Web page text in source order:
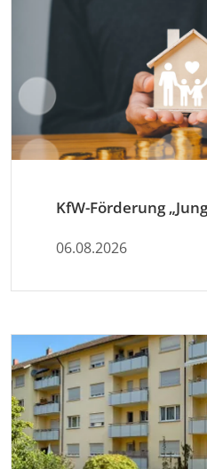
06.08.2026